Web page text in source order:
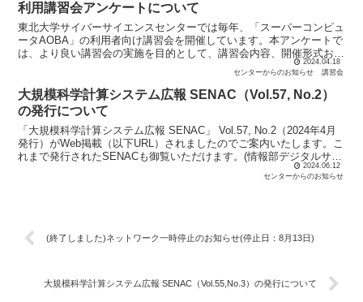
利用講習会アンケートについて
東北大学サイバーサイエンスセンターでは毎年、「スーパーコンピュ
ータAOBA」の利用者向け講習会を開催しています。本アンケートで
は、より良い講習会の実施を目的として、講習会内容、開催形式およ
び開催時期についてお伺いいたします。本アンケートにご...2024.04.18
センターからのお知らせ
講習会
大規模科学計算システム広報 SENAC（Vol.57, No.2）
の発行について
「大規模科学計算システム広報 SENAC」 Vol.57, No.2（2024年4月
発行）がWeb掲載（以下URL）されましたのでご案内いたします。こ
れまで発行されたSENACも御覧いただけます。(情報部デジタルサー
2024.06.12
センターからのお知らせ
(終了しました)ネットワーク一時停止のお知らせ(停止日：8月13日)
大規模科学計算システム広報 SENAC（Vol.55,No.3）の発行について